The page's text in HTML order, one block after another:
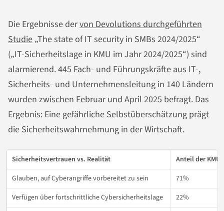
Die Ergebnisse dervon Devolutions durchgeführten
Studie „The state of IT security in SMBs 2024/2025“
(„IT-Sicherheitslage in KMU im Jahr 2024/2025“) sind
alarmierend. 445 Fach- und Führungskräfte aus IT-,
Sicherheits- und Unternehmensleitung in 140 Ländern
wurden zwischen Februar und April 2025 befragt. Das
Ergebnis: Eine gefährliche Selbstüberschätzung prägt
die Sicherheitswahrnehmung in der Wirtschaft.
Sicherheitsvertrauen vs. Realität
Anteil der KMU
Glauben, auf Cyberangriffe vorbereitet zu sein
71%
Verfügen über fortschrittliche Cybersicherheitslage
22%